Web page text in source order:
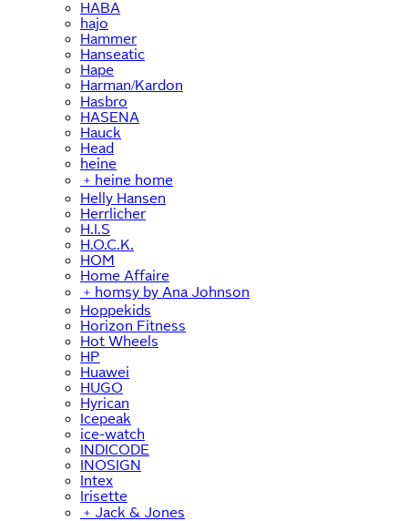
HABA
hajo
Hammer
Hanseatic
Hape
Harman/Kardon
Hasbro
HASENA
Hauck
Head
heine
﹢ heine home
Helly Hansen
Herrlicher
H.I.S
H.O.C.K.
HOM
Home Affaire
﹢ homsy by Ana Johnson
Hoppekids
Horizon Fitness
Hot Wheels
HP
Huawei
HUGO
Hyrican
Icepeak
ice-watch
INDICODE
INOSIGN
Intex
Irisette
﹢ Jack & Jones